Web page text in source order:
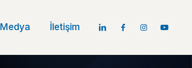
Medya İletişim